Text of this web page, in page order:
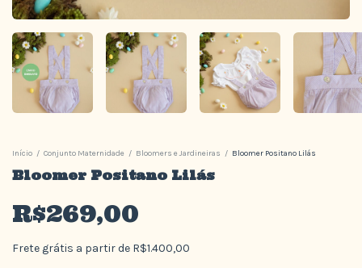
Início / Conjunto Maternidade / Bloomers e Jardineiras / Bloomer Positano Lilás
Bloomer Positano Lilás
R$269,00
Frete grátis a partir de R$1.400,00